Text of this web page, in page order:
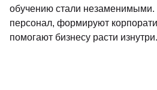
обучению стали
персонал, формируют
помогают бизнесу расти изнутри.